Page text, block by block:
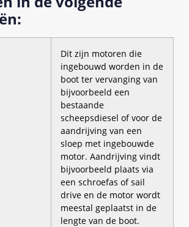
Dit zijn motoren die
ingebouwd worden in de
boot ter vervanging van
bijvoorbeeld een
bestaande
scheepsdiesel of voor de
aandrijving van een
sloep met ingebouwde
motor. Aandrijving vindt
bijvoorbeeld plaats via
een schroefas of sail
drive en de motor wordt
meestal geplaatst in de
lengte van de boot.